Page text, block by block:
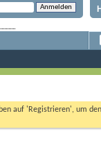
auf 'Registrieren', um